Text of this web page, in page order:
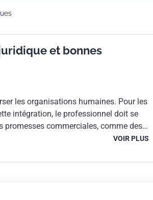
et bonnes
les organisations humaines. Pour les
intégration, le professionnel doit se
commerciales, comme des
que chaque système d'information,
la recherche des retours de terrain
VOIR PLUS